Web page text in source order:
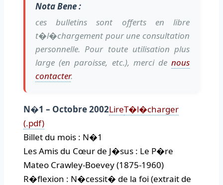
Nota Bene :
ces bulletins sont offerts en libre
t�l�chargement pour une consultation
personnelle. Pour toute utilisation plus
large (en paroisse, etc.), merci de nous
contacter.
N�1 – Octobre 2002LireT�l�charger
(.pdf)
Billet du mois : N�1
Les Amis du Cœur de J�sus : Le P�re
Mateo Crawley-Boevey (1875-1960)
R�flexion : N�cessit� de la foi (extrait de